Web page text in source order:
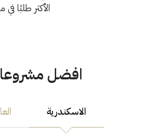
الأكثر طلبًا في
افضل
الاسكندرية